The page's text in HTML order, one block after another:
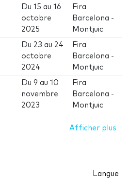
Du15 au16
octobre
2025
Fira
Barcelona -
Montjuic
Du 23 au 24
octobre
2024
Fira
Barcelona -
Montjuic
Du9 au10
novembre
2023
Fira
Barcelona -
Montjuic
Afficher plus
Langue